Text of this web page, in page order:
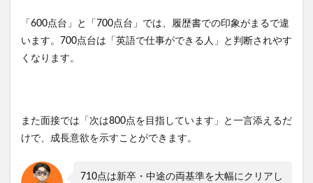
「600点台」と「700点台」では、履歴書での印象がまるで違
います。700点台は「英語で仕事ができる人」と判断されやす
くなります。
また面接では「次は800点を目指しています」と一言添えるだ
けで、成長意欲を示すことができます。
710点は新卒・中途の両基準を大幅にクリアし